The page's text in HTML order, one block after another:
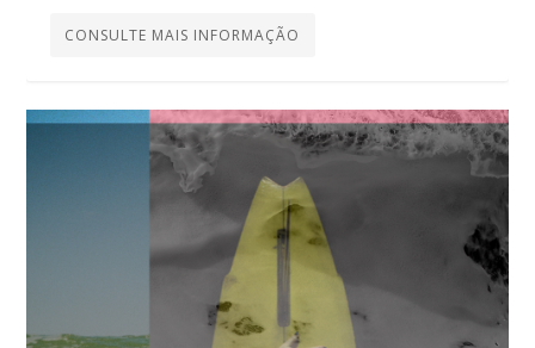
CONSULTE MAIS INFORMAÇÃO